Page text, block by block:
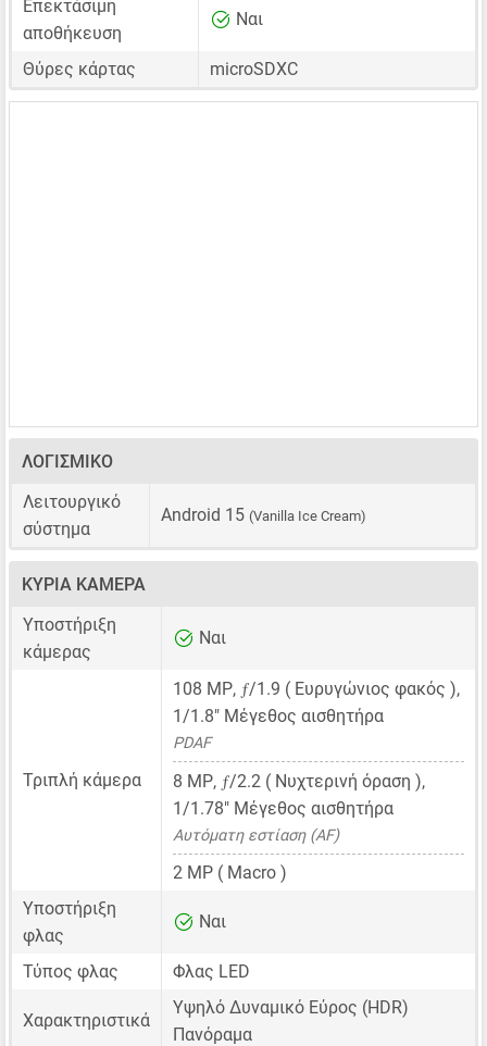
Επεκτάσιμη
αποθήκευση
Ναι
Θύρες κάρτας microSDXC
ΛΟΓΙΣΜΙΚΌ
Λειτουργικό
σύστημα
Android 15 (Vanilla Ice Cream)
ΚΎΡΙΑ ΚΆΜΕΡΑ
Υποστήριξη
κάμερας
Ναι
Τριπλή κάμερα
108 MP, ƒ/1.9 ( Ευρυγώνιος φακός ),
1/1.8" Μέγεθος αισθητήρα
PDAF
8 MP, ƒ/2.2 ( Νυχτερινή όραση ),
1/1.78" Μέγεθος αισθητήρα
Αυτόματη εστίαση (AF)
2 MP ( Macro )
Υποστήριξη
φλας
Ναι
Τύπος φλας Φλας LED
Χαρακτηριστικά
Υψηλό Δυναμικό Εύρος (HDR)
Πανόραμα